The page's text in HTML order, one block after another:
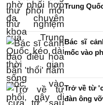
Trung
Bác sĩ
mốc vào
Trở về từ
đàn ông